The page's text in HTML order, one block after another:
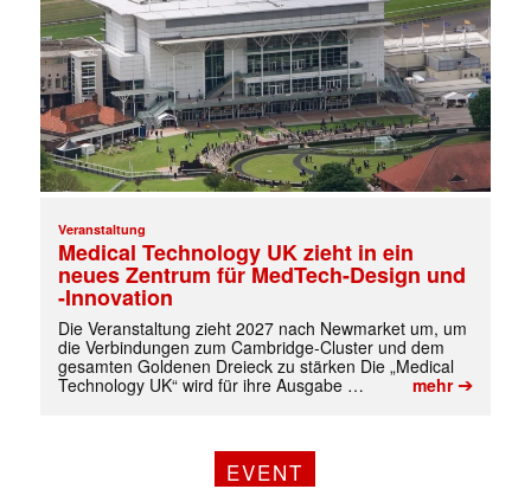
Veranstaltung
Medical Technology UK zieht in ein
neues Zentrum für MedTech-Design und
-Innovation
Die Veranstaltung zieht 2027 nach Newmarket um, um
die Verbindungen zum Cambridge-Cluster und dem
gesamten Goldenen Dreieck zu stärken Die „Medical
Technology UK“ wird für ihre Ausgabe …
mehr➔
EVENT